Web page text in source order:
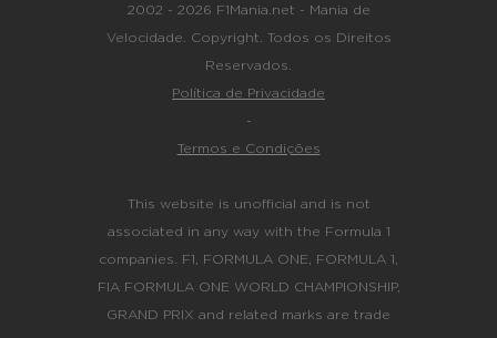
2002 - 2026 F1Mania.net - Mania de
Velocidade. Copyright. Todos os Direitos
Reservados.
Política de Privacidade
-
Termos e Condições
This website is unofficial and is not
associated in any way with the Formula 1
companies. F1, FORMULA ONE, FORMULA 1,
FIA FORMULA ONE WORLD CHAMPIONSHIP,
GRAND PRIX and related marks are trade